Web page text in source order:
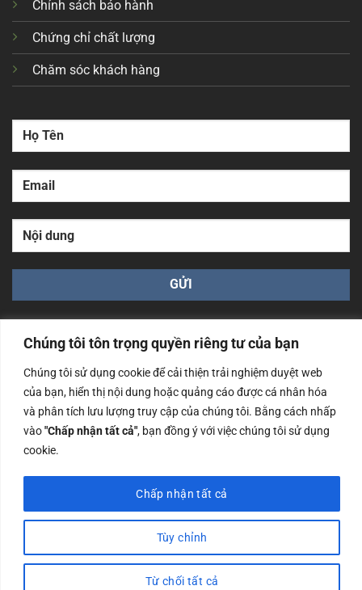
Chúng tôi tôn trọng quyền riêng tư của bạn
Chúng tôi sử dụng cookie để cải thiện trải nghiệm duyệt web
của bạn, hiển thị nội dung hoặc quảng cáo được cá nhân hóa
và phân tích lưu lượng truy cập của chúng tôi. Bằng cách nhấp
vào"Chấp nhận tất cả", bạn đồng ý với việc chúng tôi sử dụng
cookie.
Tùy chỉnh
Từ chối tất cả
Chấp nhận tất cả
Chính sách bảo hành
Chứng chỉ chất lượng
Chăm sóc khách hàng
Công ty TNHH Nam Bình Xương - Số ĐKKD: 0108783483
cấp ngày 14/06/2019 bởi Sở Kế Hoạch và Đầu Tư Tp. Hà
Nội
Copyrights @2023 Nam Binh Xuong. All Rights Reserved